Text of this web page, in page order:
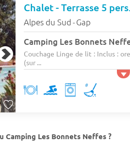
Chalet - Terrasse 5 pers.
Alpes du Sud - Gap
Camping Les Bonnets
Couchage Linge de lit : Inclus :
(sur ...
Camping Les Bonnets Neffes ?